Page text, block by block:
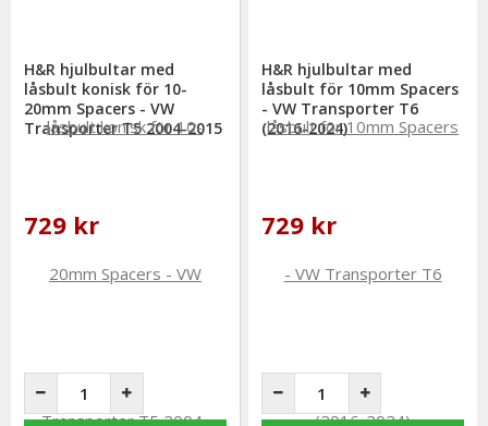
H&R hjulbultar med
låsbult konisk för 10-
20mm Spacers - VW
Transporter T5 2004-2015
729 kr
H&R hjulbultar med
låsbult för 10mm Spacers
- VW Transporter T6
(2016-2024)
729 kr